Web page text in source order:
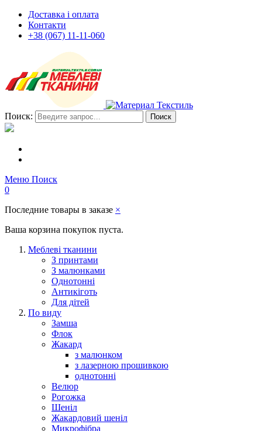
Доставка і оплата
Контакти
+38 (067) 11-11-060
Поиск: Поиск
Меню Поиск
0
Последние товары в заказе ×
Ваша корзина покупок пуста.
Меблеві тканини
З принтами
З малюнками
Однотонні
Антикіготь
Для дітей
По виду
Замша
Флок
Жакард
з малюнком
з лазерною прошивкою
однотонні
Велюр
Рогожка
Шеніл
Жакардовий шеніл
Микрофібра